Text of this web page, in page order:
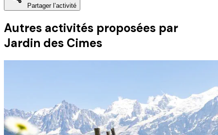
Partager l’activité
Autres activités proposées par
Jardin des Cimes